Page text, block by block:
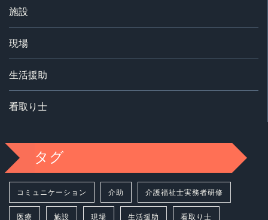
施設
現場
生活援助
看取り士
タグ
コミュニケーション 介助 介護福祉士実務者研修
医療 施設 現場 生活援助 看取り士